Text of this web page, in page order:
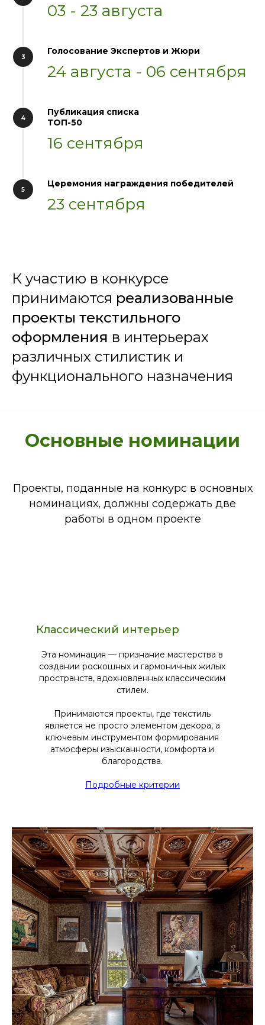
03 - 23 августа
Голосование Экспертов и Жюри
24 августа - 06 сентября
Публикация списка
ТОП-50
16 сентября
Церемония награждения победителей
23 сентября
К участию в конкурсе
принимаются реализованные
проекты текстильного
оформления в интерьерах
различных стилистик и
функционального назначения
Основные номинации
Проекты, поданные на конкурс в основных
номинациях, должны содержать две
работы в одном проекте
Классический интерьер
Эта номинация — признание мастерства в
создании роскошных и гармоничных жилых
пространств, вдохновленных классическим
стилем.
Принимаются проекты, где текстиль
является не просто элементом декора, а
ключевым инструментом формирования
атмосферы изысканности, комфорта и
благородства.
Подробные критерии